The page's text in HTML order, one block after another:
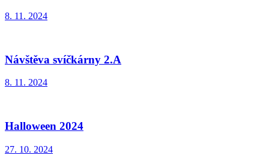
8. 11. 2024
Návštěva svíčkárny 2.A
8. 11. 2024
Halloween 2024
27. 10. 2024